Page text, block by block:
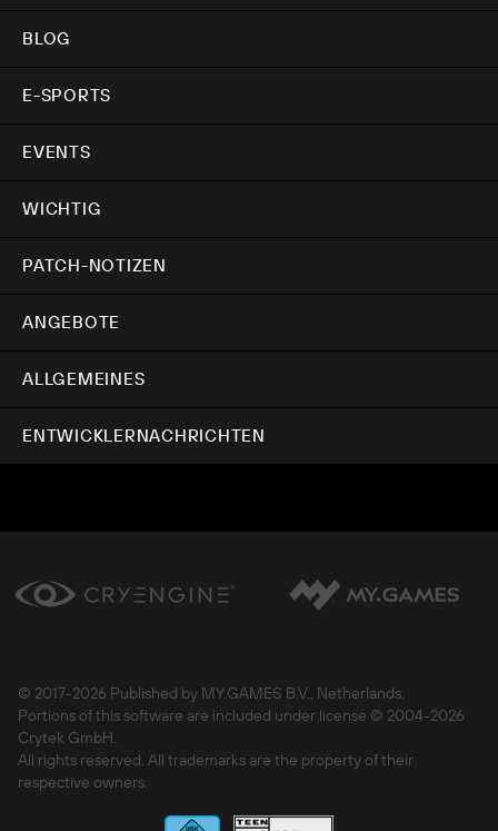
BLOG
E-SPORTS
EVENTS
WICHTIG
PATCH-NOTIZEN
ANGEBOTE
ALLGEMEINES
ENTWICKLERNACHRICHTEN
© 2017-2026 Published by MY.GAMES B.V., Netherlands.
Portions of this software are included under license © 2004-2026
Crytek GmbH.
All rights reserved. All trademarks are the property of their
respective owners.